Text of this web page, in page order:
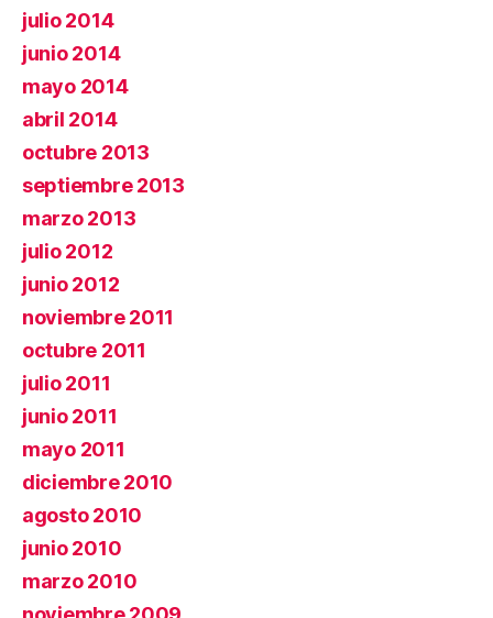
julio 2014
junio 2014
mayo 2014
abril 2014
octubre 2013
septiembre 2013
marzo 2013
julio 2012
junio 2012
noviembre 2011
octubre 2011
julio 2011
junio 2011
mayo 2011
diciembre 2010
agosto 2010
junio 2010
marzo 2010